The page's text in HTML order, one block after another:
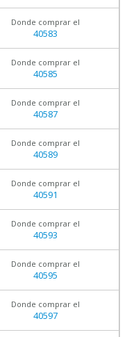
Donde comprar el
40583
Donde comprar el
40585
Donde comprar el
40587
Donde comprar el
40589
Donde comprar el
40591
Donde comprar el
40593
Donde comprar el
40595
Donde comprar el
40597